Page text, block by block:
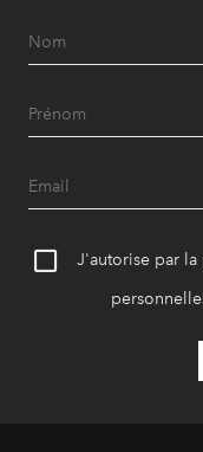
J'autorise par la